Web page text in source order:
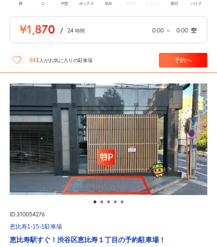
軽 コ 中型 ボックス SUV 大型車 トラック 原付 バイク
¥1,870 / 24 時間 0:00 ～ 0:00 空
941 人がお気に入りの駐車場 予約へ
ID:310054276
恵比寿1-15-1駐車場
恵比寿駅すぐ！渋谷区恵比寿１丁目の予約駐車場！